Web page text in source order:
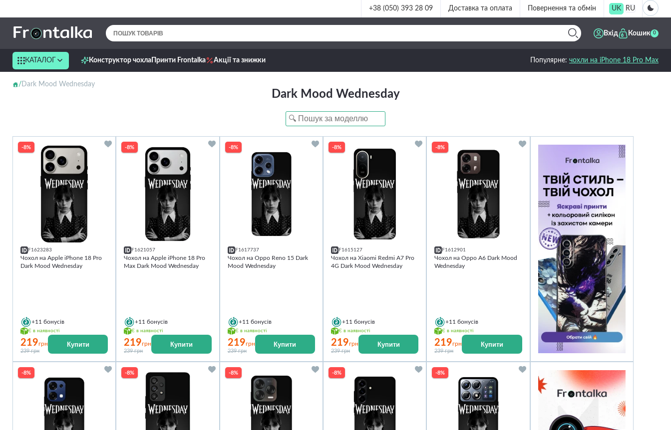
+38 (050) 393 28 09 Доставка та оплата Повернення та обмін UK RU
Вхід Кошик 0
КАТАЛОГ Конструктор чохла Принти Frontalka Акції та знижки Популярне: чохли на iPhone 18 Pro Max
Dark Mood Wednesday
Dark Mood Wednesday
-8%
F1623283
Чохол на Apple iPhone 18 Pro
Dark Mood Wednesday
+11 бонусів
Є в наявності
219грн
239 грн
Купити
-8%
F1621057
Чохол на Apple iPhone 18 Pro
Max Dark Mood Wednesday
+11 бонусів
Є в наявності
219грн
239 грн
Купити
-8%
F1617737
Чохол на Oppo Reno 15 Dark
Mood Wednesday
+11 бонусів
Є в наявності
219грн
239 грн
Купити
-8%
F1615127
Чохол на Xiaomi Redmi A7 Pro
4G Dark Mood Wednesday
+11 бонусів
Є в наявності
219грн
239 грн
Купити
-8%
F1612901
Чохол на Oppo A6 Dark Mood
Wednesday
+11 бонусів
Є в наявності
219грн
239 грн
Купити
-8% -8% -8% -8% -8%